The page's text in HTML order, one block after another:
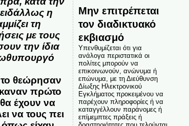
η
τη
με τους
την ίδια
θεώρησαν
πρώτο
έχουν να
να τους πει
Μην επιτρέπεται
τον διαδικτυακό
εκβιασμό
Υπενθυμίζεται ότι για
ανάλογα περιστατικά οι
πολίτες μπορούν να
επικοινωνούν, ανώνυμα ή
επώνυμα, με τη Διεύθυνση
Δίωξης Ηλεκτρονικού
Εγκλήματος προκειμένου να
παρέχουν πληροφορίες ή να
καταγγέλλουν παράνομες ή
επίμεμπτες πράξεις ή